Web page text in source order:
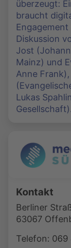
überzeugt:
braucht
Diskussion
Jost
Mainz) und
Anne
Lukas
Kontakt
Berliner
63067
Telefon: 069